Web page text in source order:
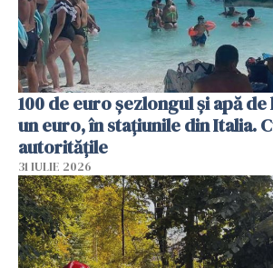
100 de euro șezlongul și apă
un euro, în stațiunile din Italia.
autoritățile
31 IULIE 2026